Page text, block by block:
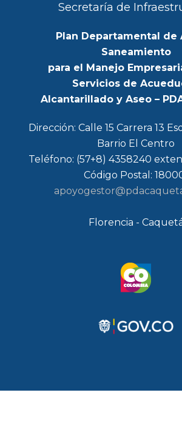
Secretaría de
Plan Departamental de
Saneamiento
para el Manejo
Servicios de
Alcantarillado y Aseo –
Dirección: Calle 15 Carrera 13
Barrio El Centro
Teléfono: (57+8) 4358240
Código Postal:
Florencia -